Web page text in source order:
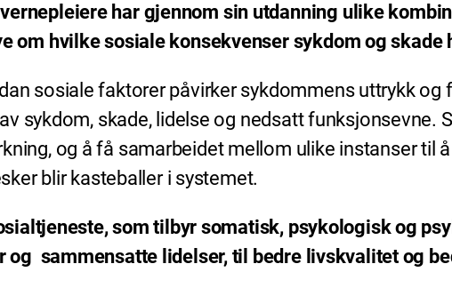
har gjennom sin utdanning ulike
om hvilke sosiale konsekvenser sykdom og skade
sosiale faktorer påvirker sykdommens uttrykk og
sykdom, skade, lidelse og nedsatt funksjonsevne.
og å få samarbeidet mellom ulike instanser til
blir kasteballer i systemet.
som tilbyr somatisk, psykologisk og
og sammensatte lidelser, til bedre livskvalitet og